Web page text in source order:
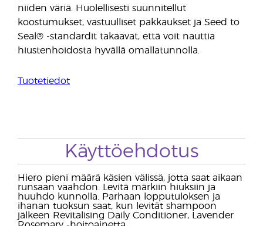
niiden väriä. Huolellisesti suunnitellut
koostumukset, vastuulliset pakkaukset ja Seed to
Seal® -standardit takaavat, että voit nauttia
hiustenhoidosta hyvällä omallatunnolla.
Tuotetiedot
Käyttöehdotus
Hiero pieni määrä käsien välissä, jotta saat aikaan
runsaan vaahdon. Levitä märkiin hiuksiin ja
huuhdo kunnolla. Parhaan lopputuloksen ja
ihanan tuoksun saat, kun levität shampoon
jälkeen Revitalising Daily Conditioner, Lavender